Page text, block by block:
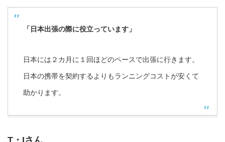
「日本出張の際に役立っています」
日本には２カ月に１回ほどのペースで出張に行きます。
日本の携帯を契約するよりもランニングコストが安くて
助かります。
T・Iさん